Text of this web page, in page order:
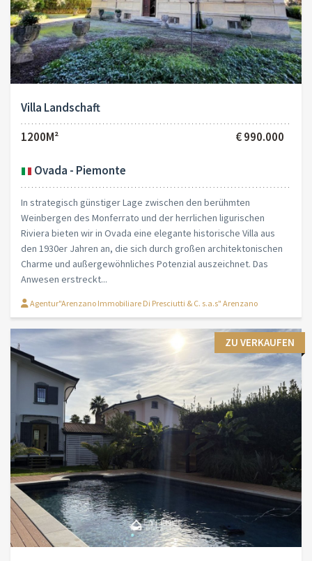
Villa Landschaft
1200M²
€ 990.000
Ovada - Piemonte
In strategisch günstiger Lage zwischen den berühmten
Weinbergen des Monferrato und der herrlichen ligurischen
Riviera bieten wir in Ovada eine elegante historische Villa aus
den 1930er Jahren an, die sich durch großen architektonischen
Charme und außergewöhnliches Potenzial auszeichnet. Das
Anwesen erstreckt...
Agentur"Arenzano Immobiliare Di Presciutti & C. s.a.s" Arenzano
ZU VERKAUFEN